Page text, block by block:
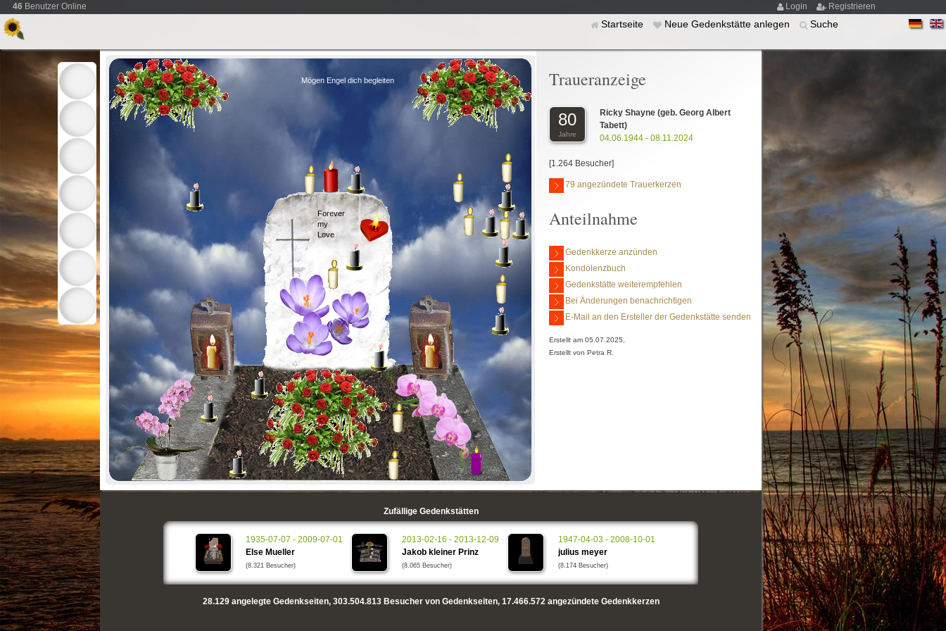
46 Benutzer Online Login Registrieren
Startseite Neue Gedenkstätte anlegen Suche
Forever
my
Love
Mögen Engel dich begleiten Traueranzeige
80
Jahre
Ricky Shayne (geb. Georg Albert
Tabett)
04.06.1944 - 08.11.2024
[1.264 Besucher]
79 angezündete Trauerkerzen
Anteilnahme
Gedenkkerze anzünden
Kondolenzbuch
Gedenkstätte weiterempfehlen
Bei Änderungen benachrichtigen
E-Mail an den Ersteller der Gedenkstätte senden
Erstellt am 05.07.2025,
Erstellt von Petra R.
Zufällige Gedenkstätten
1935-07-07 - 2009-07-01
Else Mueller
(8.321 Besucher)
2013-02-16 - 2013-12-09
Jakob kleiner Prinz
(8.065 Besucher)
1947-04-03 - 2008-10-01
julius meyer
(8.174 Besucher)
28.129angelegte Gedenkseiten, 303.504.813Besucher von Gedenkseiten, 17.466.572angezündete Gedenkkerzen